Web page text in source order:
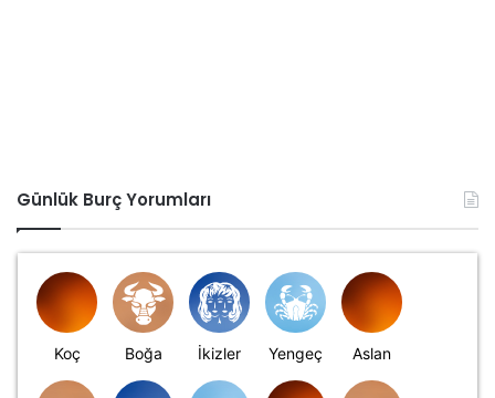
Günlük Burç Yorumları
Koç Boğa İkizler Yengeç Aslan